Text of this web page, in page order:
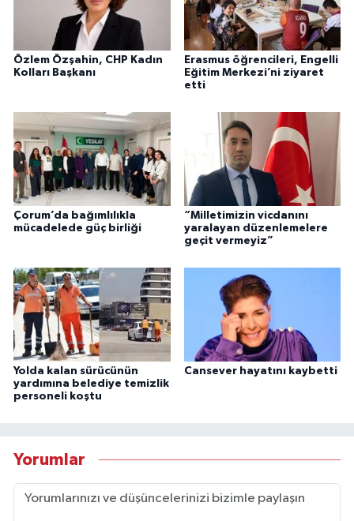
Özlem Özşahin, CHP Kadın
Kolları Başkanı
Erasmus öğrencileri, Engelli
Eğitim Merkezi’ni ziyaret
etti
Çorum’da bağımlılıkla
mücadelede güç birliği
“Milletimizin vicdanını
yaralayan düzenlemelere
geçit vermeyiz”
Yolda kalan sürücünün
yardımına belediye temizlik
personeli koştu
Cansever hayatını kaybetti
Yorumlar